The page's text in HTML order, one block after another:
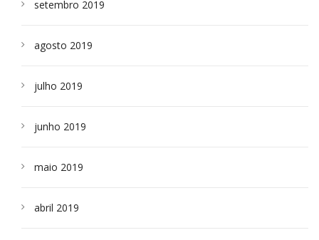
setembro 2019
agosto 2019
julho 2019
junho 2019
maio 2019
abril 2019